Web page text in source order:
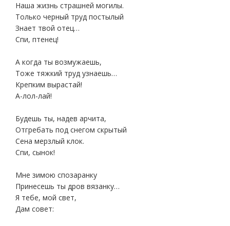
Наша жизнь страшней могилы.
Только черный труд постылый
Знает твой отец…
Спи, птенец!
А когда ты возмужаешь,
Тоже тяжкий труд узнаешь…
Крепким вырастай!
А-лол-лай!
Будешь ты, надев арчита,
Отгребать под снегом скрытый
Сена мерзлый клок.
Спи, сынок!
Мне зимою спозаранку
Принесешь ты дров вязанку…
Я тебе, мой свет,
Дам совет: